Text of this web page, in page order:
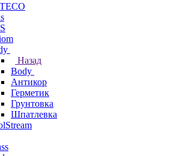
Назад
Body
Антикор
Герметик
Грунтовка
Шпатлевка